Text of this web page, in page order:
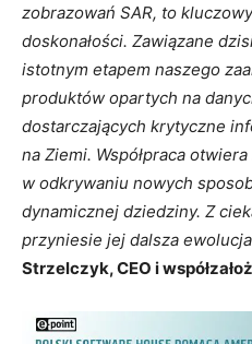
zobrazowań SAR, to
doskonałości. Zawiązane
istotnym etapem naszego
produktów opartych na
dostarczających krytyczne
na Ziemi. Współpraca
w odkrywaniu nowych
dynamicznej dziedziny. Z
przyniesie jej dalsza ewolucja
Strzelczyk, CEO i